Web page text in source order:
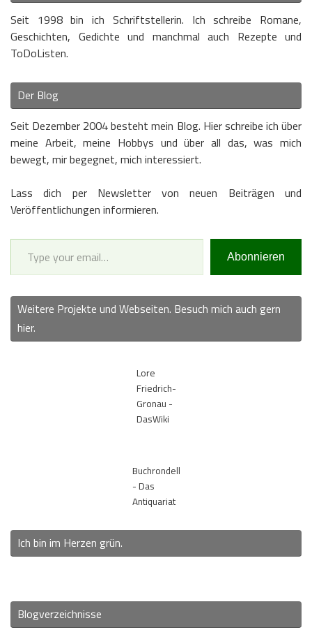
Seit 1998 bin ich Schriftstellerin. Ich schreibe Romane,
Geschichten, Gedichte und manchmal auch Rezepte und
ToDoListen.
Der Blog
Seit Dezember 2004 besteht mein Blog. Hier schreibe ich über
meine Arbeit, meine Hobbys und über all das, was mich
bewegt, mir begegnet, mich interessiert.
Lass dich per Newsletter von neuen Beiträgen und
Veröffentlichungen informieren.
Type your email…
Abonnieren
Weitere Projekte und Webseiten. Besuch mich auch gern
hier.
Lore
Friedrich-
Gronau -
DasWiki
Buchrondell
- Das
Antiquariat
Ich bin im Herzen grün.
Blogverzeichnisse